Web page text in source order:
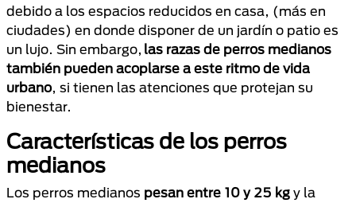
debido a los espacios reducidos en casa, (más en
ciudades) en donde disponer de un jardín o patio es
un lujo. Sin embargo, las razas de perros medianos
también pueden acoplarse a este ritmo de vida
urbano, si tienen las atenciones que protejan su
bienestar.
Características de los perros
medianos
Los perros medianos pesan entre 10 y 25 kg y la